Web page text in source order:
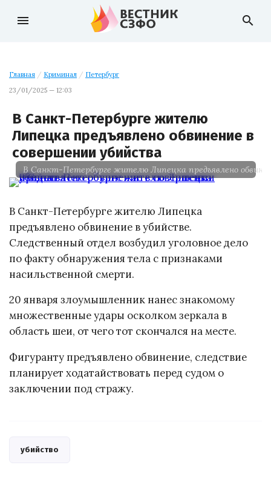
menu search
Главная / Криминал / Петербург
23/01/2025 — 12:03
В Санкт-Петербурге жителю
Липецка предъявлено обвинение в
совершении убийства
В Санкт-Петербурге жителю Липецка предъявлено
В Санкт-Петербурге жителю Липецка
предъявлено обвинение в убийстве.
Следственный отдел возбудил уголовное дело
по факту обнаружения тела с признаками
насильственной смерти.
20 января злоумышленник нанес знакомому
множественные удары осколком зеркала в
область шеи, от чего тот скончался на месте.
Фигуранту предъявлено обвинение, следствие
планирует ходатайствовать перед судом о
заключении под стражу.
убийство